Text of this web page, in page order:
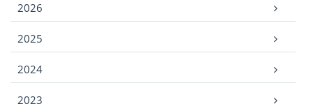
2026
2025
2024
2023